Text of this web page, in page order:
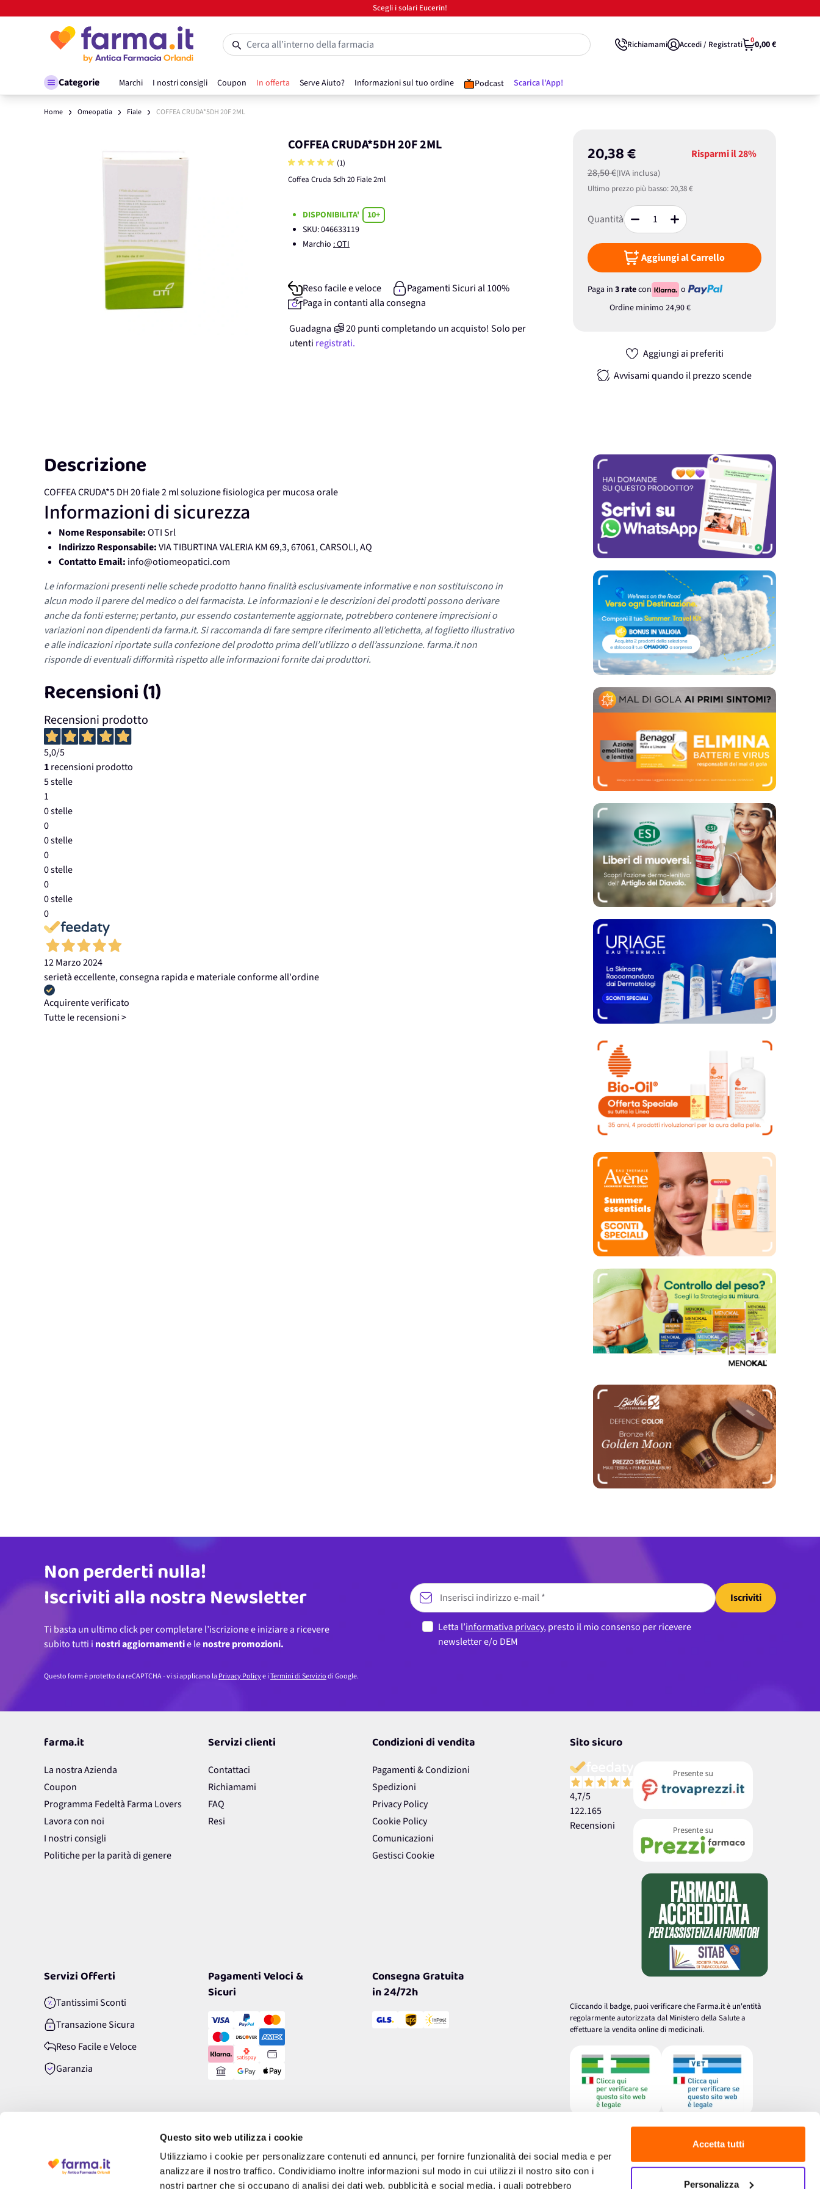
Questo sito web utilizza i cookie
Utilizziamo i cookie per personalizzare contenuti ed annunci, per fornire funzionalità dei social media e per
analizzare il nostro traffico. Condividiamo inoltre informazioni sul modo in cui utilizzi il nostro sito con i
nostri partner che si occupano di analisi dei dati web, pubblicità e social media, i quali potrebbero
Accetta tutti
Personalizza
Scegli i solari Eucerin!
Salta al contenuto
Categorie Marchi I nostri consigli Coupon In offerta Serve Aiuto? Informazioni sul tuo ordine Podcast Scarica l'App!
Cerca all’interno della farmacia Richiamami Accedi / Registrati 00,00 €
Home Omeopatia Fiale COFFEA CRUDA*5DH 20F 2ML
COFFEA CRUDA*5DH 20F 2ML
(1)
Coffea Cruda 5dh 20 Fiale 2ml
20,38 €
28,50 €(IVA inclusa)
Risparmi il28%
Ultimo prezzo più basso:20,38 €
Quantità
Aggiungi al Carrello
Paga in 3 ratecon
o
Ordine minimo 24,90 €
Aggiungi ai preferiti
Avvisami quando il prezzo scende
DISPONIBILITA'
10+
SKU:046633119
Marchio : OTI
Reso facile e veloce
Pagamenti Sicuri al 100%
Paga in contanti alla consegna
Guadagna
20punticompletando un acquisto! Solo per
utenti registrati.
Descrizione
COFFEA CRUDA*5 DH 20 fiale 2 ml soluzione fisiologica per mucosa orale
Informazioni di sicurezza
Nome Responsabile:OTI Srl
Indirizzo Responsabile:VIA TIBURTINA VALERIA KM 69,3, 67061, CARSOLI, AQ
Contatto Email: info@otiomeopatici.com
Le informazioni presenti nelle schede prodotto hanno finalità esclusivamente informative e non sostituiscono in
alcun modo il parere del medico o del farmacista. Le informazioni e le descrizioni dei prodotti possono derivare
anche da fonti esterne; pertanto, pur essendo costantemente aggiornate, potrebbero contenere imprecisioni o
variazioni non dipendenti da farma.it. Si raccomanda di fare sempre riferimento all’etichetta, al foglietto illustrativo
e alle indicazioni riportate sulla confezione del prodotto prima dell’utilizzo o dell’assunzione. farma.it non
risponde di eventuali difformità rispetto alle informazioni fornite dai produttori.
Recensioni (1)
Recensioni prodotto
5,0/5
1recensioni prodotto
5 stelle
1
0 stelle
0
0 stelle
0
0 stelle
0
0 stelle
0
12 Marzo 2024
serietà eccellente, consegna rapida e materiale conforme all'ordine
Acquirente verificato
Tutte le recensioni >
Indirizzo email
Non perderti nulla!
Iscriviti alla nostra Newsletter
Ti basta un ultimo click per completare l’iscrizione e iniziare a ricevere
subito tutti i nostri aggiornamentie lenostre promozioni.
Iscriviti
Letta l’informativa privacy, presto il mio consenso per ricevere
newsletter e/o DEM
Questo form è protetto da reCAPTCHA - vi si applicano laPrivacy Policye iTermini di Serviziodi Google.
farma.it
La nostra Azienda
Coupon
Programma Fedeltà Farma Lovers
Lavora con noi
I nostri consigli
Politiche per la parità di genere
Servizi clienti
Contattaci
Richiamami
FAQ
Resi
Condizioni di vendita
Pagamenti & Condizioni
Spedizioni
Privacy Policy
Cookie Policy
Comunicazioni
Gestisci Cookie
Servizi Offerti
Tantissimi Sconti
Transazione Sicura
Reso Facile e Veloce
Garanzia
Pagamenti Veloci &
Sicuri
Consegna Gratuita
in 24/72h
Sito sicuro
4,7/5
122.165
Recensioni
Cliccando il badge, puoi verificare che Farma.it è un'entità
regolarmente autorizzata dal Ministero della Salute a
effettuare la vendita online di medicinali.